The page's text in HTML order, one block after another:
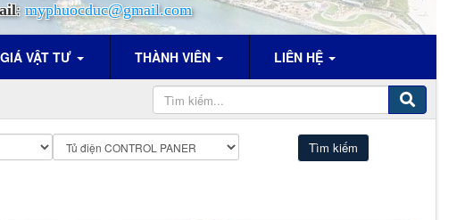
:myphuocduc@gmail.com
VẬT TƯ THÀNH VIÊN LIÊN HỆ